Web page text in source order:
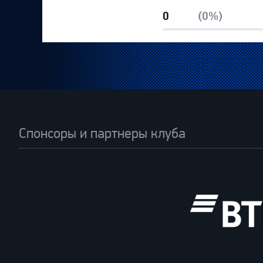
0
(0%)
Спонсоры и партнеры клуба